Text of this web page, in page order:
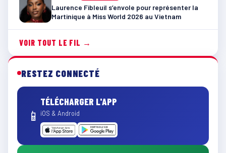
Laurence Fibleuil s’envole pour représenter la
Martinique à Miss World 2026 au Vietnam
VOIR TOUT LE FIL →
RESTEZ CONNECTÉ
📱
TÉLÉCHARGER L'APP
iOS & Android